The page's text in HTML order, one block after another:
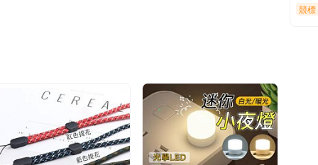
競標